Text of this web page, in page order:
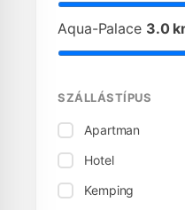
Aqua-Palace 3.0
SZÁLLÁSTÍPUS
Apartman
Hotel
Kemping